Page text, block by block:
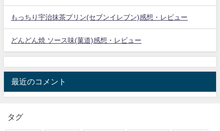
もっちり宇治抹茶プリン(セブンイレブン)感想・レビュー
どんどん焼 ソース味(菓道)感想・レビュー
最近のコメント
タグ